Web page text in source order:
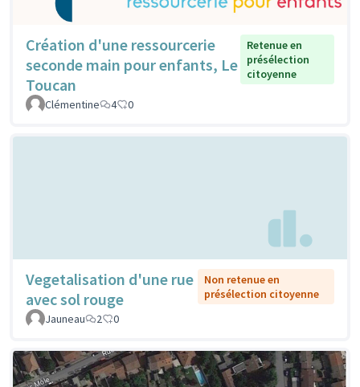
Création d'une ressourcerie
seconde main pour enfants, Le
Toucan
Retenue en
présélection
citoyenne
Clémentine 4 0
Vegetalisation d'une rue
avec sol rouge
Non retenue en
présélection citoyenne
Jauneau
2 0